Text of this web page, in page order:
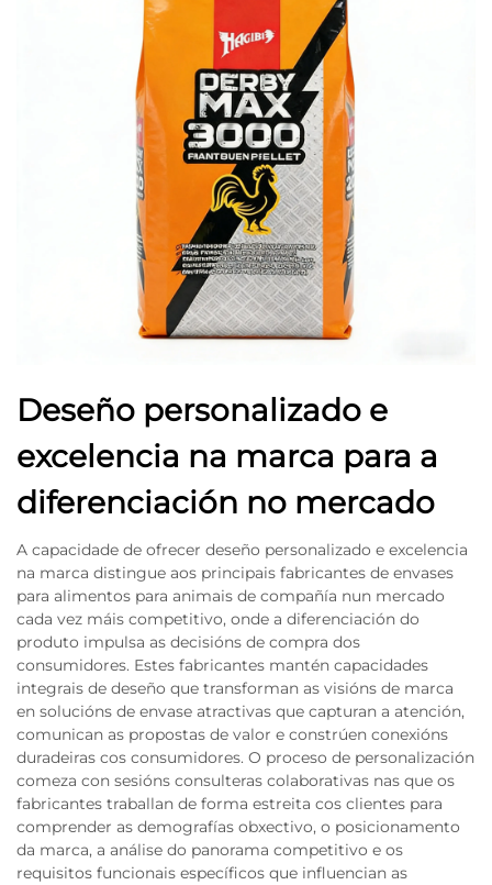
Deseño personalizado e
excelencia na marca para a
diferenciación no mercado
A capacidade de ofrecer deseño personalizado e excelencia
na marca distingue aos principais fabricantes de envases
para alimentos para animais de compañía nun mercado
cada vez máis competitivo, onde a diferenciación do
produto impulsa as decisións de compra dos
consumidores. Estes fabricantes mantén capacidades
integrais de deseño que transforman as visións de marca
en solucións de envase atractivas que capturan a atención,
comunican as propostas de valor e constrúen conexións
duradeiras cos consumidores. O proceso de personalización
comeza con sesións consulteras colaborativas nas que os
fabricantes traballan de forma estreita cos clientes para
comprender as demografías obxectivo, o posicionamento
da marca, a análise do panorama competitivo e os
requisitos funcionais específicos que influencian as